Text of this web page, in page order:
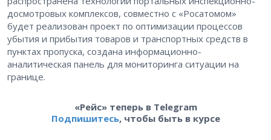
досмотровых комплексов, совместно с «Росатомом»
будет реализован проект по оптимизации процессов
убытия и прибытия товаров и транспортных средств в
пунктах пропуска, создана информационно-
аналитическая панель для мониторинга ситуации на
границе.
«Рейс» теперь в Telegram
Подпишитесь, чтобы быть в курсе